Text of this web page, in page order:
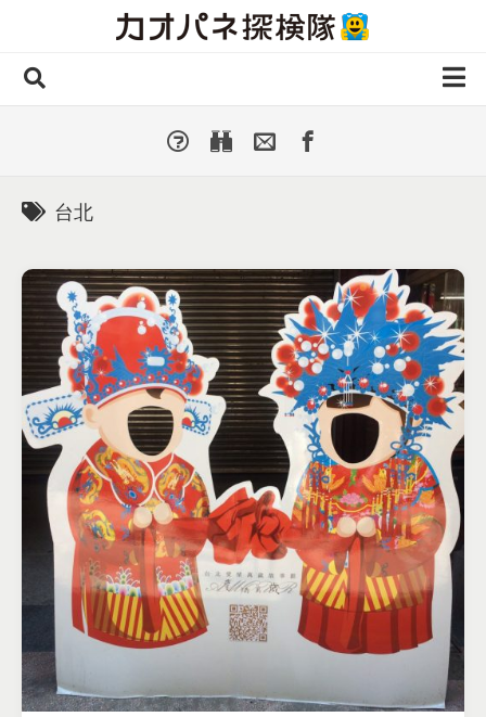
国外・海外
人気カオパネ
投稿する
台北